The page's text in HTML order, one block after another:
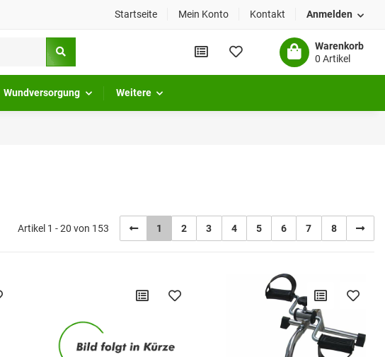
Startseite Mein Konto Kontakt Anmelden
Warenkorb
0 Artikel
Wundversorgung Weitere
Artikel 1 - 20 von 153 1 2 3 4 5 6 7 8